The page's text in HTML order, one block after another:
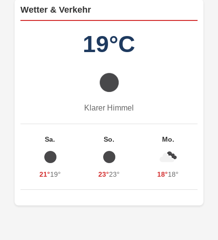
Wetter & Verkehr
19°C
Klarer Himmel
Sa.
21°19°
So.
23°23°
Mo.
18°18°